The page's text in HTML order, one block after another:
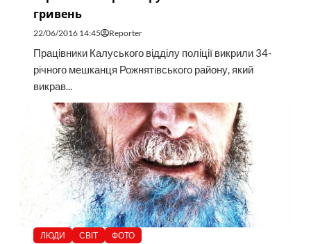
гривень
22/06/2016 14:45 Reporter
Працівники Калуського відділу поліції викрили 34-
річного мешканця Рожнятівського району, який
викрав...
ЛЮДИ СВІТ ФОТО